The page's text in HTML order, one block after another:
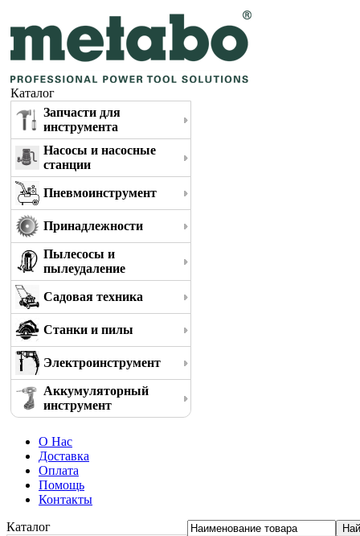
Каталог
Запчасти для
инструмента
Насосы и насосные
станции
Пневмоинструмент
Принадлежности
Пылесосы и
пылеудаление
Садовая техника
Станки и пилы
Электроинструмент
Аккумуляторный
инструмент
О Нас
Доставка
Оплата
Помощь
Контакты
Каталог